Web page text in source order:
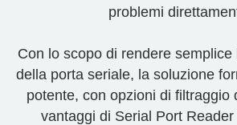
problemi
Con lo scopo di rendere
della porta seriale, la soluzione
potente, con opzioni di filtraggio
vantaggi di Serial Port